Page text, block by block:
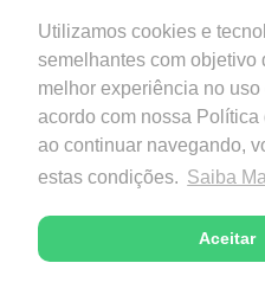
Utilizamos cookies e
semelhantes com objetivo
melhor experiência no
acordo com nossa Política
ao continuar navegando,
estas condições. Saiba
Aceitar
Copyright © 2026 -
Desenvolvido